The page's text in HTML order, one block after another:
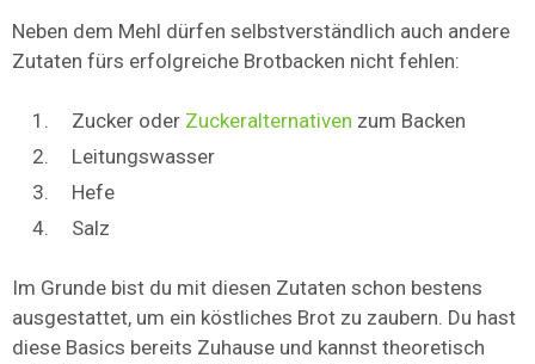
Neben dem Mehl dürfen selbstverständlich auch andere
Zutaten fürs erfolgreiche Brotbacken nicht fehlen:
Zucker oder Zuckeralternativen zum Backen
Leitungswasser
Hefe
Salz
Im Grunde bist du mit diesen Zutaten schon bestens
ausgestattet, um ein köstliches Brot zu zaubern. Du hast
diese Basics bereits Zuhause und kannst theoretisch